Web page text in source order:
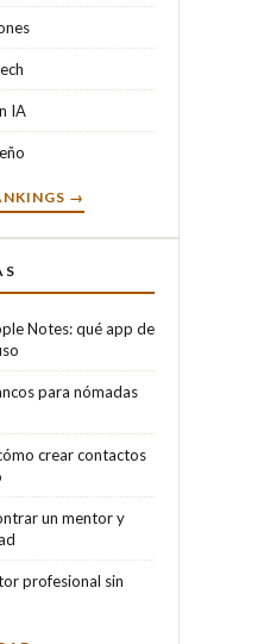
IA
→
Notes: qué app de
para nómadas
crear contactos
un mentor y
profesional sin